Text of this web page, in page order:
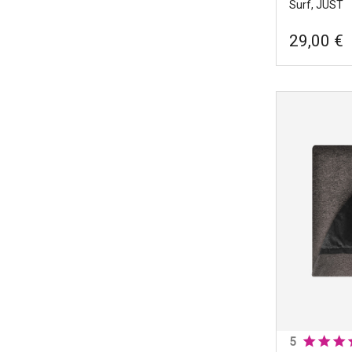
surf, JUST
Marcas|
Ancho|
Tamano|
Surf, JUST
29,00 €
5